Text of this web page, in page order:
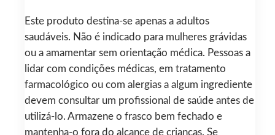
Este produto destina-se apenas a adultos
saudáveis. Não é indicado para mulheres grávidas
ou a amamentar sem orientação médica. Pessoas a
lidar com condições médicas, em tratamento
farmacológico ou com alergias a algum ingrediente
devem consultar um profissional de saúde antes de
utilizá-lo. Armazene o frasco bem fechado e
mantenha-o fora do alcance de crianças. Se